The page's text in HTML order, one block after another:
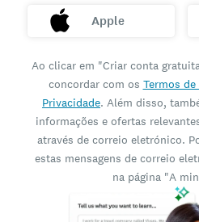
Apple
Ao clicar em "Criar conta
concordar com os Termos
Privacidade. Além disso,
informações e ofertas
através de correio eletrónico.
estas mensagens de correio
na página "A